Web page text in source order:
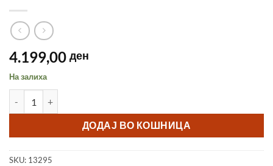
4.199,00 ден
На залиха
ДОДАЈ ВО КОШНИЦА
SKU: 13295